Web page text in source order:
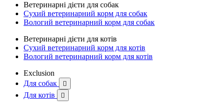
Ветеринарні дієти для собак
Сухий ветеринарний корм для собак
Вологий ветеринарний корм для собак
Ветеринарні дієти для котів
Сухий ветеринарний корм для котів
Вологий ветеринарний корм для котів
Exclusion
Для собак

Для котів 